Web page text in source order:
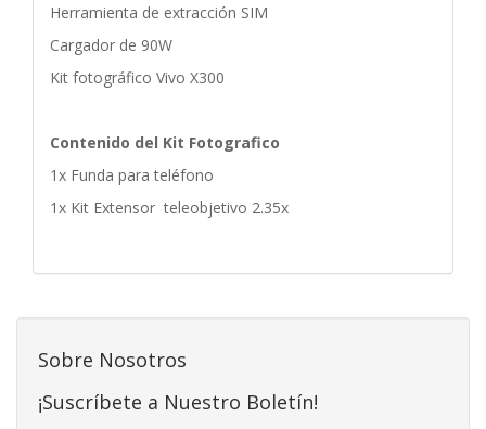
Herramienta de extracción SIM
Cargador de 90W
Kit fotográfico Vivo X300
Contenido del Kit Fotografico
1x Funda para teléfono
1x Kit Extensor teleobjetivo 2.35x
Sobre Nosotros
¡Suscríbete a Nuestro Boletín!